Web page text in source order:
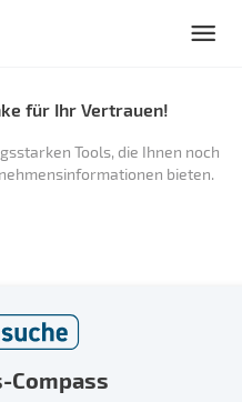
für Ihr Vertrauen!
Tools, die Ihnen noch
bieten.